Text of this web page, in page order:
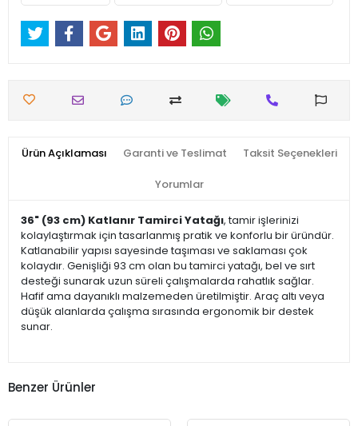
Ürün Açıklaması Garanti ve Teslimat Taksit Seçenekleri
Yorumlar
36" (93 cm) Katlanır Tamirci Yatağı, tamir işlerinizi
kolaylaştırmak için tasarlanmış pratik ve konforlu bir üründür.
Katlanabilir yapısı sayesinde taşıması ve saklaması çok
kolaydır. Genişliği 93 cm olan bu tamirci yatağı, bel ve sırt
desteği sunarak uzun süreli çalışmalarda rahatlık sağlar.
Hafif ama dayanıklı malzemeden üretilmiştir. Araç altı veya
düşük alanlarda çalışma sırasında ergonomik bir destek
sunar.
Benzer Ürünler